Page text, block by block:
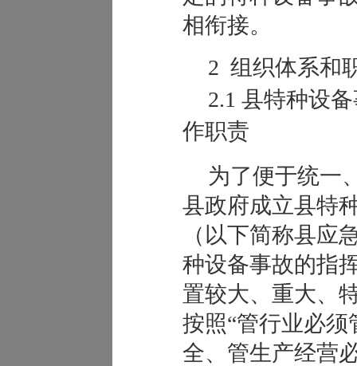
相衔接。
2 组织体系和
2.1 县特种设
作职责
为了便于统一
县政府成立县特
（以下简称县应
种设备事故的指
置较大、重大、
按照“管行业必
全、管生产经营